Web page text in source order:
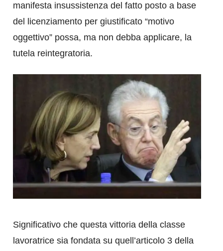
manifesta insussistenza del fatto posto a base
del licenziamento per giustificato “motivo
oggettivo” possa, ma non debba applicare, la
tutela reintegratoria.
Significativo che questa vittoria della classe
lavoratrice sia fondata su quell’articolo 3 della